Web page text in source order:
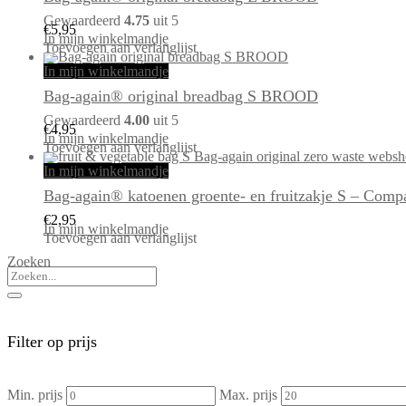
Gewaardeerd 4.75 uit 5
€5,95
In mijn winkelmandje
Toevoegen aan verlanglijst
In mijn winkelmandje
Bag-again® original breadbag S BROOD
Gewaardeerd 4.00 uit 5
€4,95
In mijn winkelmandje
Toevoegen aan verlanglijst
In mijn winkelmandje
Bag-again® katoenen groente- en fruitzakje S –
€2,95
In mijn winkelmandje
Toevoegen aan verlanglijst
Zoeken
Filter op prijs
Min. prijs Max. prijs